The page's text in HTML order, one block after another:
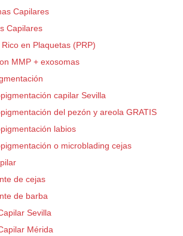
Capilares
Capilares
Rico en Plaquetas (PRP)
MMP + exosomas
capilar Sevilla
del pezón y areola GRATIS
labios
o microblading cejas
de cejas
de barba
Sevilla
Mérida